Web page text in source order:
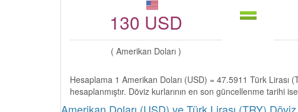
130 USD
( Amerikan Doları )
Hesaplama 1 Amerikan Doları (USD) = 47.5911 Türk Lirası
hesaplanmıştır. Döviz kurlarının en son güncellenme tarihi